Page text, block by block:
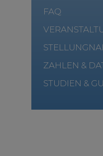
FAQ
ZAHLEN &
STUDIEN &